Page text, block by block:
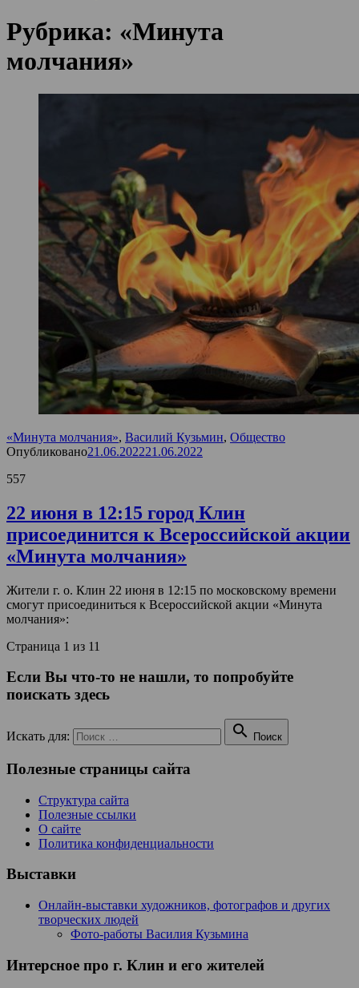
Рубрика: «Минута
молчания»
«Минута молчания», Василий Кузьмин, Общество
Опубликовано21.06.202221.06.2022
557
22 июня в 12:15 город Клин
присоединится к Всероссийской акции
«Минута молчания»
Жители г. о. Клин 22 июня в 12:15 по московскому времени
смогут присоединиться к Всероссийской акции «Минута
молчания»:
Страница 1 из 11
Если Вы что-то не нашли, то попробуйте
поискать здесь
Искать для:  Поиск
Полезные страницы сайта
Структура сайта
Полезные ссылки
О сайте
Политика конфиденциальности
Выставки
Онлайн-выставки художников, фотографов и других
творческих людей
Фото-работы Василия Кузьмина
Интерсное про г. Клин и его жителей